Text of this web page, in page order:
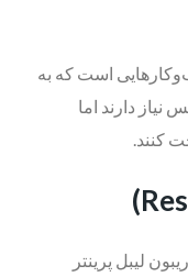
است که به
دارند اما
کنند.
لیبل پرینتر